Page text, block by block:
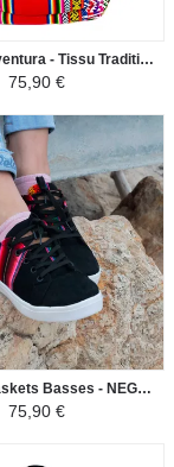
Sac à dos Aventura - Tissu Traditionnel Péruvien Ayacucho - Gris Clair
75,90 €
Sneakers Baskets Basses - NEGRITOS DE HUANUCO Tissu Péruvien Motif Ethniques Homme-Femme - Noir
75,90 €